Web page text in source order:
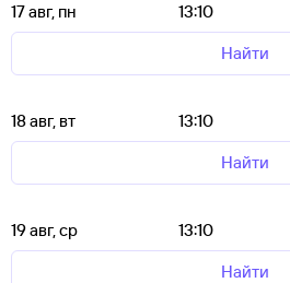
17 авг, пн 13:10
Найти
18 авг, вт 13:10
Найти
19 авг, ср 13:10
Найти